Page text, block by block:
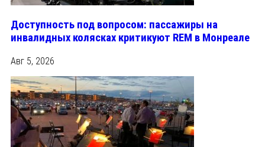
Доступность под вопросом: пассажиры на
инвалидных колясках критикуют REM в Монреале
Авг 5, 2026